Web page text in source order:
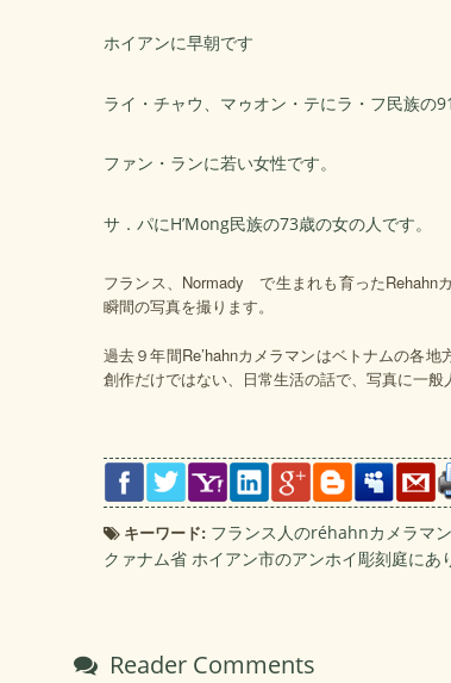
ホイアンに早朝です
ライ・チャウ、マゥオン・テにラ・フ民族の
ファン・ランに若い女性です。
サ．パにH’Mong民族の73歳の女の人です。
フランス、Normady で生まれも育ったRehahn
瞬間の写真を撮ります。
過去９年間Re’hahnカメラマンはベトナムの各
創作だけではない、日常生活の話で、写真に一般
キーワード: フランス人のréhahnカメラマ
クァナム省 ホイアン市のアンホイ彫刻庭にあ
Reader Comments